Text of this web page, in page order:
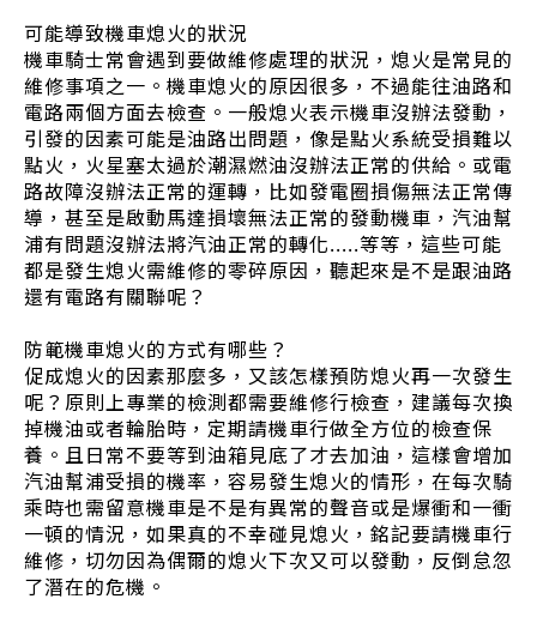
可能導致機車熄火的狀況
機車騎士常會遇到要做維修處理的狀況，熄火是常見的
維修事項之一。機車熄火的原因很多，不過能往油路和
電路兩個方面去檢查。一般熄火表示機車沒辦法發動，
引發的因素可能是油路出問題，像是點火系統受損難以
點火，火星塞太過於潮濕燃油沒辦法正常的供給。或電
路故障沒辦法正常的運轉，比如發電圈損傷無法正常傳
導，甚至是啟動馬達損壞無法正常的發動機車，汽油幫
浦有問題沒辦法將汽油正常的轉化.....等等，這些可能
都是發生熄火需維修的零碎原因，聽起來是不是跟油路
還有電路有關聯呢？
防範機車熄火的方式有哪些？
促成熄火的因素那麼多，又該怎樣預防熄火再一次發生
呢？原則上專業的檢測都需要維修行檢查，建議每次換
掉機油或者輪胎時，定期請機車行做全方位的檢查保
養。且日常不要等到油箱見底了才去加油，這樣會增加
汽油幫浦受損的機率，容易發生熄火的情形，在每次騎
乘時也需留意機車是不是有異常的聲音或是爆衝和一衝
一頓的情況，如果真的不幸碰見熄火，銘記要請機車行
維修，切勿因為偶爾的熄火下次又可以發動，反倒怠忽
了潛在的危機。